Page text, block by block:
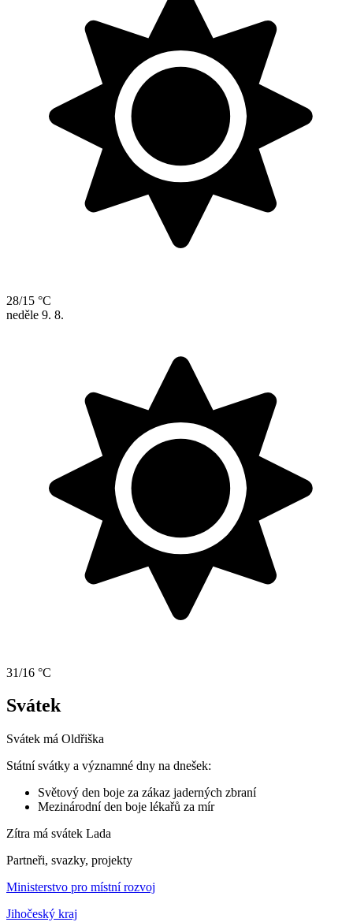
28/15 °C
neděle 9. 8.
31/16 °C
Svátek
Svátek má Oldřiška
Státní svátky a významné dny na dnešek:
Světový den boje za zákaz jaderných zbraní
Mezinárodní den boje lékařů za mír
Zítra má svátek Lada
Partneři, svazky, projekty
Ministerstvo pro místní rozvoj
Jihočeský kraj